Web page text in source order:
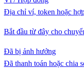
Địa chỉ ví, token hoặc
Bắt đầu từ đây cho
Đã bị ảnh hưởng
Đã thanh toán hoặc chia